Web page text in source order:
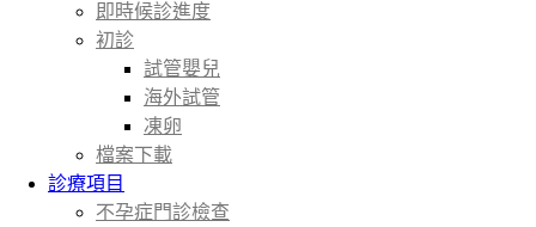
即時候診進度
初診
試管嬰兒
海外試管
凍卵
檔案下載
診療項目
不孕症門診檢查